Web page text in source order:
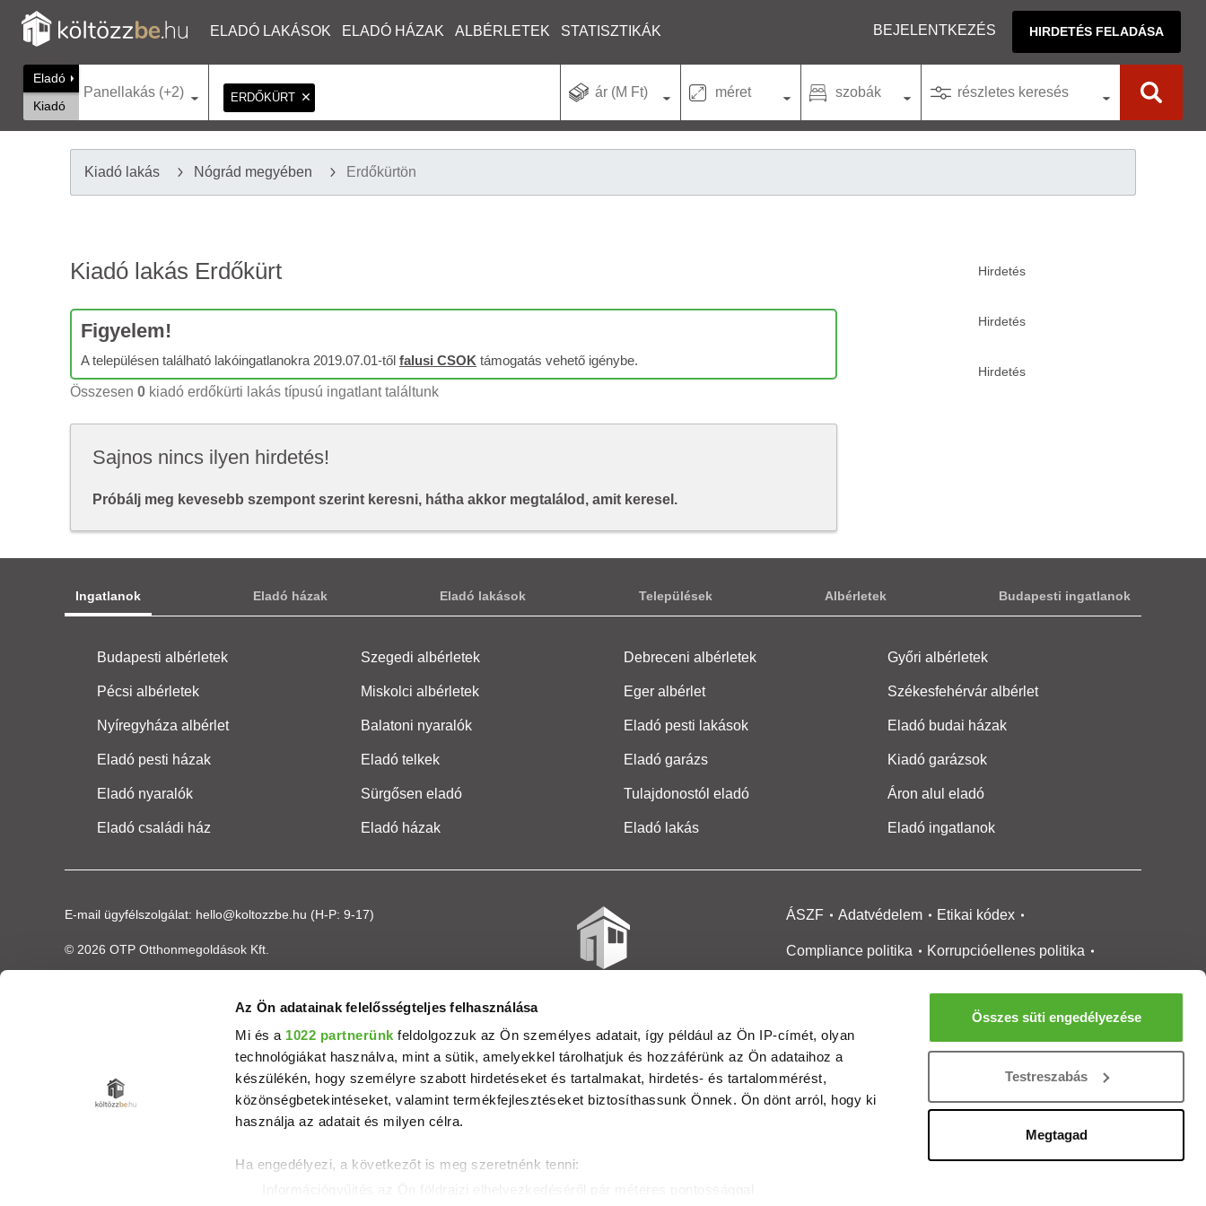
Az Ön adatainak felelősségteljes felhasználása
Mi és a 1022 partnerünk feldolgozzuk az Ön személyes adatait, így például az Ön IP-címét, olyan
technológiákat használva, mint a sütik, amelyekkel tárolhatjuk és hozzáférünk az Ön adataihoz a
készülékén, hogy személyre szabott hirdetéseket és tartalmakat, hirdetés- és tartalommérést,
közönségbetekintéseket, valamint termékfejlesztéseket biztosíthassunk Önnek. Ön dönt arról, hogy ki
használja az adatait és milyen célra.
Ha engedélyezi, a következőt is meg szeretnénk tenni:
Összes süti engedélyezése
Testreszabás
Megtagad
ELADÓ LAKÁSOK ELADÓ HÁZAK ALBÉRLETEK STATISZTIKÁK BEJELENTKEZÉS HIRDETÉS FELADÁSA
Eladó
Kiadó
Panellakás (+2) ERDŐKÜRT ár (M Ft) méret szobák részletes keresés
Kiadó lakás Nógrád megyében Erdőkürtön
Kiadó lakás Erdőkürt
Figyelem!
A településen található lakóingatlanokra 2019.07.01-től falusi CSOK támogatás vehető igénybe.
Összesen 0 kiadó erdőkürti lakás típusú ingatlant találtunk
Sajnos nincs ilyen hirdetés!
Próbálj meg kevesebb szempont szerint keresni, hátha akkor megtalálod, amit keresel.
Ingatlanok Eladó házak Eladó lakások Települések Albérletek Budapesti ingatlanok
Budapesti albérletek Szegedi albérletek Debreceni albérletek Győri albérletek
Pécsi albérletek Miskolci albérletek Eger albérlet Székesfehérvár albérlet
Nyíregyháza albérlet Balatoni nyaralók Eladó pesti lakások Eladó budai házak
Eladó pesti házak Eladó telkek Eladó garázs Kiadó garázsok
Eladó nyaralók Sürgősen eladó Tulajdonostól eladó Áron alul eladó
Eladó családi ház Eladó házak Eladó lakás Eladó ingatlanok
E-mail ügyfélszolgálat: hello@koltozzbe.hu (H-P: 9-17)
© 2026 OTP Otthonmegoldások Kft.
ÁSZF Adatvédelem Etikai kódex
Compliance politika Korrupcióellenes politika
Médiaajánlat
Ingatlanközvetítőknek
Magánszemélyeknek
Új építésű lakások
Tartalommoderálási jelentés